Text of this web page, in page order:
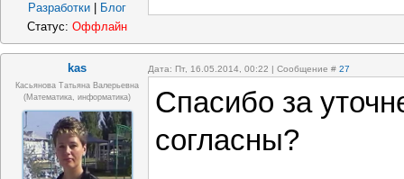
Разработки
Блог
Статус: Оффлайн
kas Дата: Пт, 16.05.2014, 00:22 | Сообщение # 27
Касьянова Татьяна Валерьевна
(математика, информатика)
Спасибо за
согласны?